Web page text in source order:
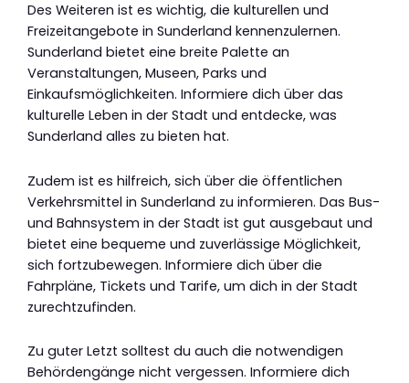
Des Weiteren ist es wichtig, die kulturellen und
Freizeitangebote in Sunderland kennenzulernen.
Sunderland bietet eine breite Palette an
Veranstaltungen, Museen, Parks und
Einkaufsmöglichkeiten. Informiere dich über das
kulturelle Leben in der Stadt und entdecke, was
Sunderland alles zu bieten hat.
Zudem ist es hilfreich, sich über die öffentlichen
Verkehrsmittel in Sunderland zu informieren. Das Bus-
und Bahnsystem in der Stadt ist gut ausgebaut und
bietet eine bequeme und zuverlässige Möglichkeit,
sich fortzubewegen. Informiere dich über die
Fahrpläne, Tickets und Tarife, um dich in der Stadt
zurechtzufinden.
Zu guter Letzt solltest du auch die notwendigen
Behördengänge nicht vergessen. Informiere dich